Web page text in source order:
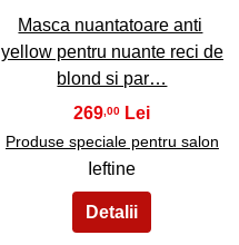
Masca nuantatoare anti
yellow pentru nuante reci de
blond si par…
269 ,00
Produse speciale pentru salon
Ieftine